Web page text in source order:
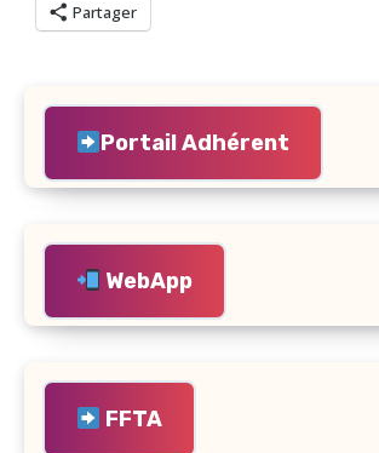
Partager
Portail Adhérent
WebApp
FFTA